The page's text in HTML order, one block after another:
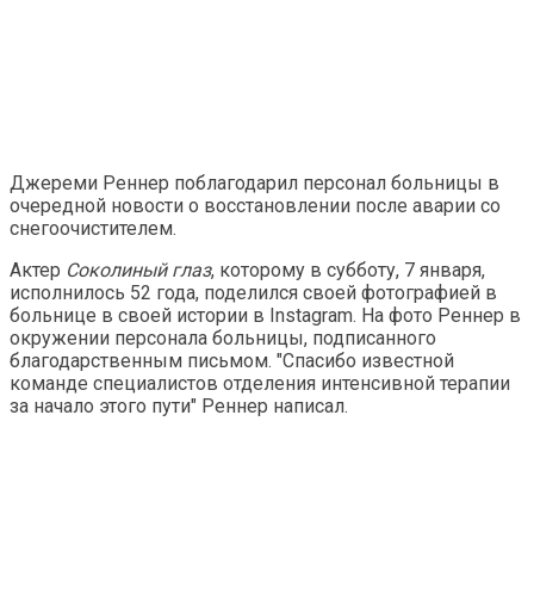
Джереми Реннер поблагодарил персонал больницы в
очередной новости о восстановлении после аварии со
снегоочистителем.
Актер Соколиный глаз, которому в субботу, 7 января,
исполнилось 52 года, поделился своей фотографией в
больнице в своей истории в Instagram. На фото Реннер в
окружении персонала больницы, подписанного
благодарственным письмом. "Спасибо известной
команде специалистов отделения интенсивной терапии
за начало этого пути" Реннер написал.